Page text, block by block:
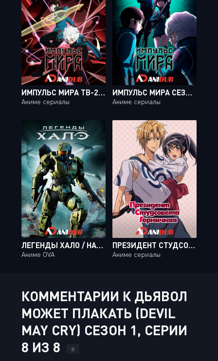
ИМПУЛЬС МИРА ТВ-2 / WORLD TRIGGER TV-2 [12 ИЗ 12]
Аниме сериалы
ИМПУЛЬС МИРА СЕЗОН 3 ТВ-3 / WORLD TRIGGER [13 ИЗ 13 + SP]
Аниме сериалы
ЛЕГЕНДЫ ХАЛО / HALO LEGENDS [08 ИЗ 08]
Аниме OVA
ПРЕЗИДЕНТ СТУДСОВЕТА - ГОРНИЧНАЯ! / KAICHOU WA MAID-SAMA! [26 ИЗ 26]
Аниме сериалы
КОММЕНТАРИИ К ДЬЯВОЛ
МОЖЕТ ПЛАКАТЬ (DEVIL
MAY CRY) СЕЗОН 1, СЕРИИ
8 ИЗ 8
8